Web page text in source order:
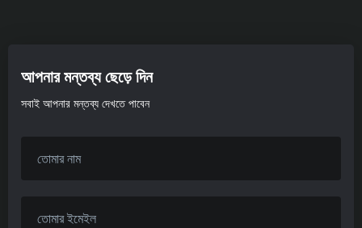
আপনার মন্তব্য ছেড়ে দিন
সবাই আপনার মন্তব্য দেখতে পাবেন